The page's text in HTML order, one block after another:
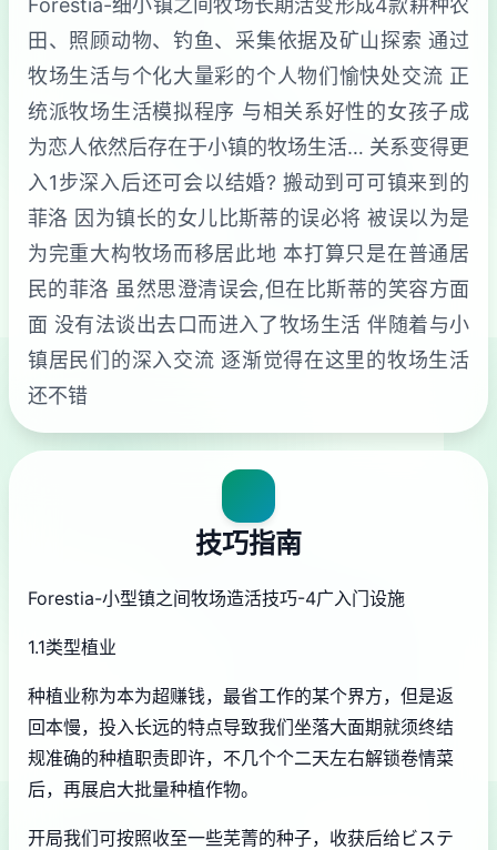
田、照顾动物、钓鱼、采集依据及矿山探索 通过
牧场生活与个化大量彩的个人物们愉快处交流 正
统派牧场生活模拟程序 与相关系好性的女孩子成
为恋人依然后存在于小镇的牧场生活… 关系变得更
入1步深入后还可会以结婚? 搬动到可可镇来到的
菲洛 因为镇长的女儿比斯蒂的误必将 被误以为是
为完重大构牧场而移居此地 本打算只是在普通居
民的菲洛 虽然思澄清误会,但在比斯蒂的笑容方面
面 没有法谈出去口而进入了牧场生活 伴随着与小
镇居民们的深入交流 逐渐觉得在这里的牧场生活
还不错
技巧指南
Forestia-小型镇之间牧场造活技巧-4广入门设施
1.1类型植业
种植业称为本为超赚钱，最省工作的某个界方，但是返
回本慢，投入长远的特点导致我们坐落大面期就须终结
规准确的种植职责即许，不几个个二天左右解锁卷情菜
后，再展启大批量种植作物。
开局我们可按照收至一些芜菁的种子，收获后给ビステ